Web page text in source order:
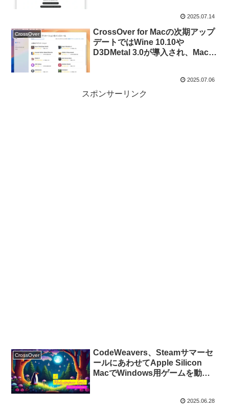
2025.07.14
CrossOver
CrossOver for Macの次期アップ
デートではWine 10.10や
D3DMetal 3.0が導入され、Macで
2025.07.06
スポンサーリンク
CrossOver
CodeWeavers、Steamサマーセ
ールにあわせてApple Silicon
MacでWindows用ゲームを動作
2025.06.28